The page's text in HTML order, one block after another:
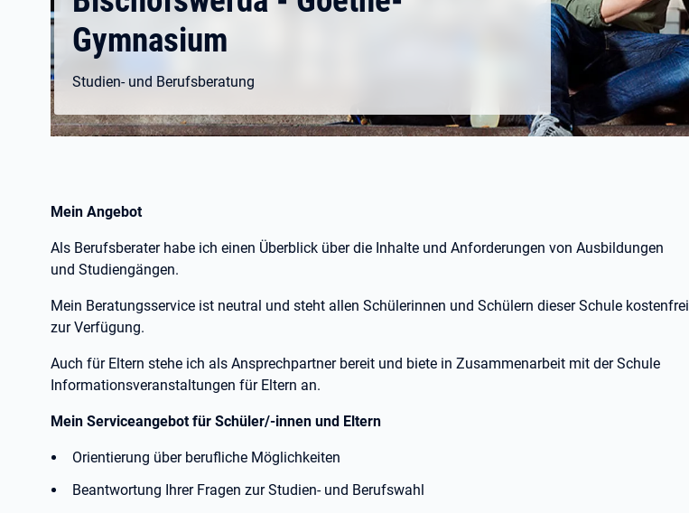
Gymnasium
Studien- und Berufsberatung
Mein Angebot
Als Berufsberater habe ich einen Überblick über die Inhalte und Anforderungen von Ausbildungen
und Studiengängen.
Mein Beratungsservice ist neutral und steht allen Schülerinnen und Schülern dieser Schule kostenfrei
zur Verfügung.
Auch für Eltern stehe ich als Ansprechpartner bereit und biete in Zusammenarbeit mit der Schule
Informationsveranstaltungen für Eltern an.
Mein Serviceangebot für Schüler/-innen und Eltern
Orientierung über berufliche Möglichkeiten
Beantwortung Ihrer Fragen zur Studien- und Berufswahl